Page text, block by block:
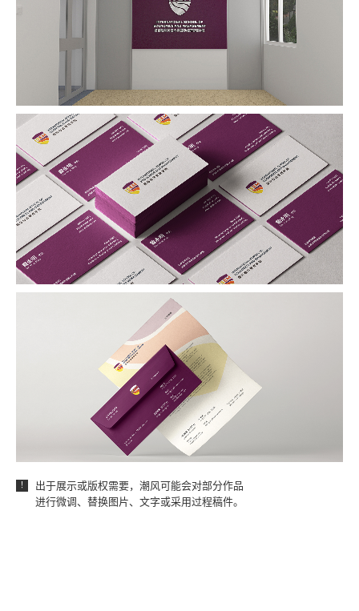
！
出于展示或版权需要，潮风可能会对部分作品
进行微调、替换图片、文字或采用过程稿件。